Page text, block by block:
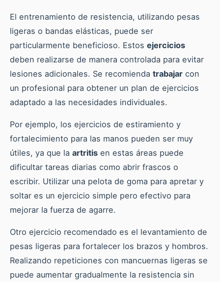
El entrenamiento de resistencia, utilizando pesas
ligeras o bandas elásticas, puede ser
particularmente beneficioso. Estos ejercicios
deben realizarse de manera controlada para evitar
lesiones adicionales. Se recomienda trabajar con
un profesional para obtener un plan de ejercicios
adaptado a las necesidades individuales.
Por ejemplo, los ejercicios de estiramiento y
fortalecimiento para las manos pueden ser muy
útiles, ya que la artritis en estas áreas puede
dificultar tareas diarias como abrir frascos o
escribir. Utilizar una pelota de goma para apretar y
soltar es un ejercicio simple pero efectivo para
mejorar la fuerza de agarre.
Otro ejercicio recomendado es el levantamiento de
pesas ligeras para fortalecer los brazos y hombros.
Realizando repeticiones con mancuernas ligeras se
puede aumentar gradualmente la resistencia sin